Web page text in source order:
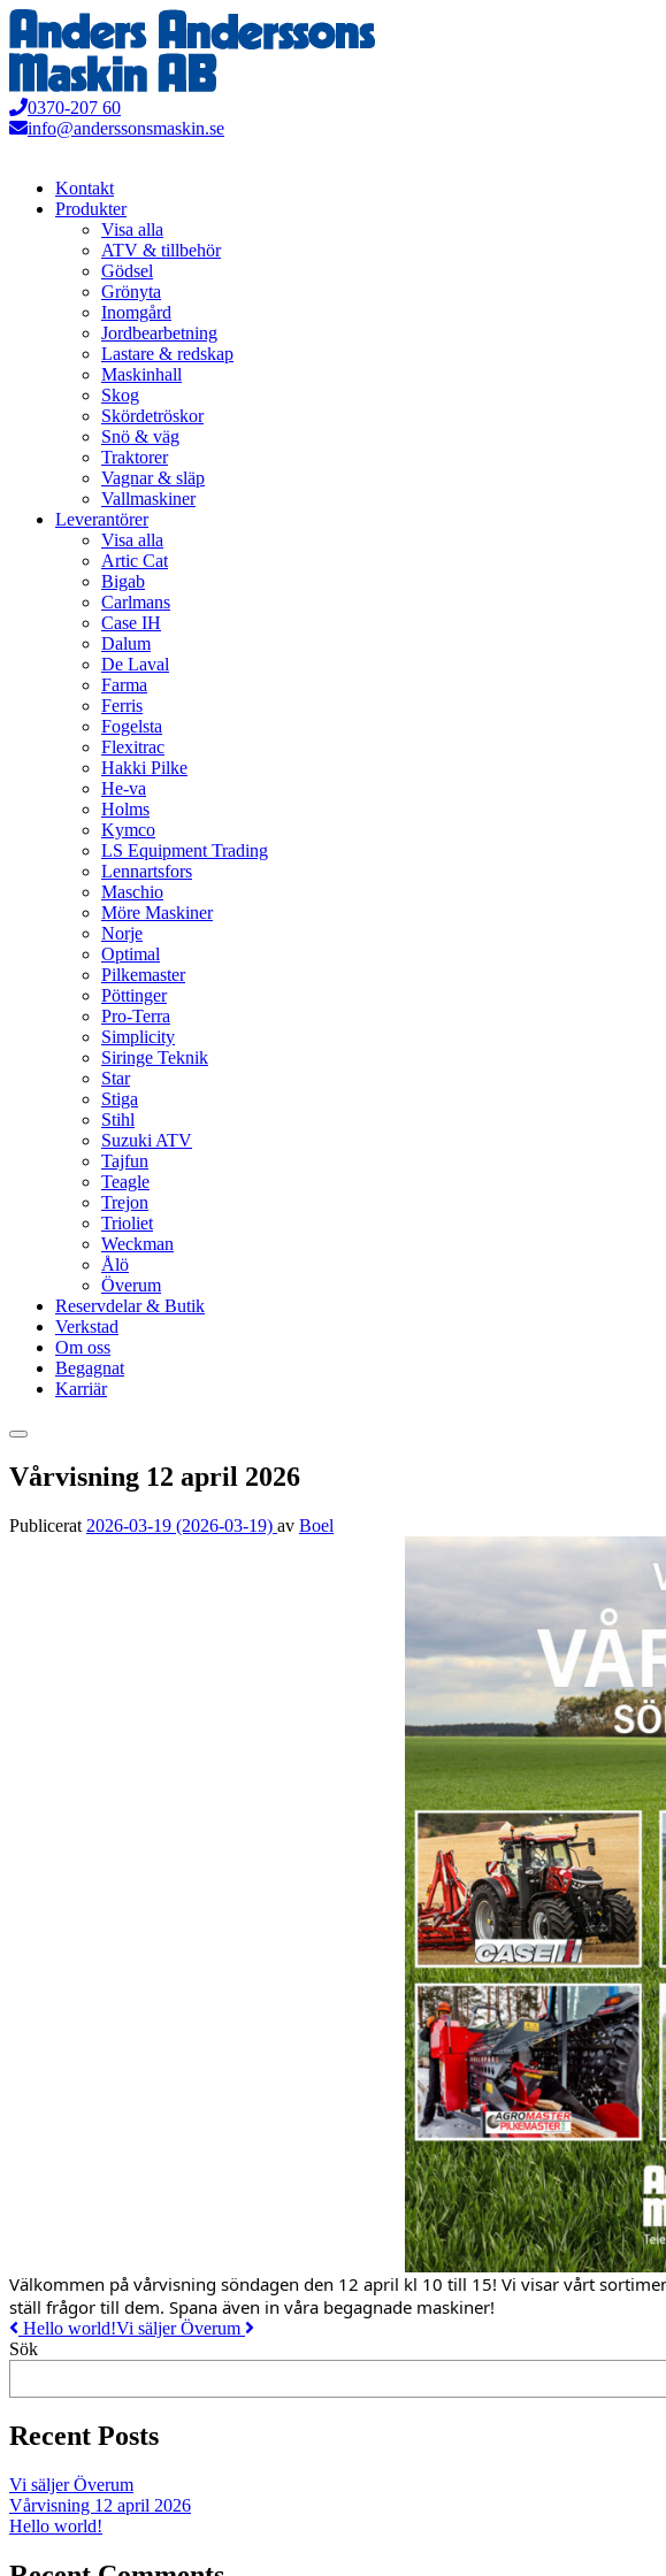
Hoppa
till
innehåll
0370-207 60
info@anderssonsmaskin.se
Kontakt
Produkter
Visa alla
ATV & tillbehör
Gödsel
Grönyta
Inomgård
Jordbearbetning
Lastare & redskap
Maskinhall
Skog
Skördetröskor
Snö & väg
Traktorer
Vagnar & släp
Vallmaskiner
Leverantörer
Visa alla
Artic Cat
Bigab
Carlmans
Case IH
Dalum
De Laval
Farma
Ferris
Fogelsta
Flexitrac
Hakki Pilke
He-va
Holms
Kymco
LS Equipment Trading
Lennartsfors
Maschio
Möre Maskiner
Norje
Optimal
Pilkemaster
Pöttinger
Pro-Terra
Simplicity
Siringe Teknik
Star
Stiga
Stihl
Suzuki ATV
Tajfun
Teagle
Trejon
Trioliet
Weckman
Ålö
Överum
Reservdelar & Butik
Verkstad
Om oss
Begagnat
Karriär
Vårvisning 12 april 2026
Publicerat 2026-03-19 (2026-03-19) av Boel
Välkommen på vårvisning söndagen den 12 april kl 10 till 15! Vi visar vårt
ställ frågor till dem. Spana även in våra begagnade maskiner!
Inläggsnavigering
Hello world!Vi säljer Överum
Sök
Recent Posts
Vi säljer Överum
Vårvisning 12 april 2026
Hello world!